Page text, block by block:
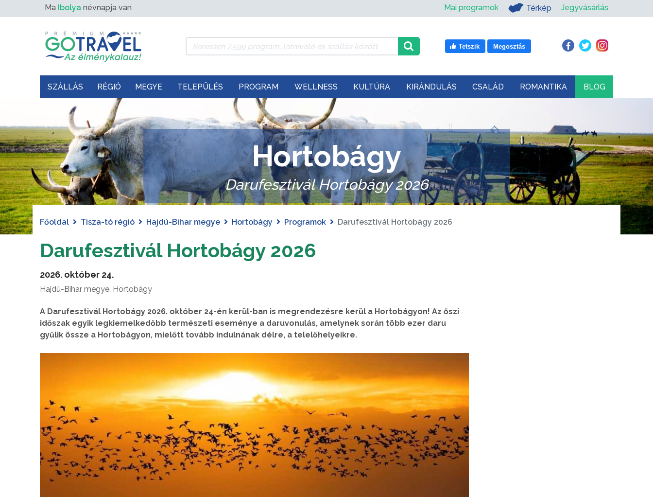
Ma Ibolya névnapja van Mai programok Térkép Jegyvásárlás
Tetszik Megosztás
SZÁLLÁS RÉGIÓ MEGYE TELEPÜLÉS PROGRAM WELLNESS KULTÚRA KIRÁNDULÁS CSALÁD ROMANTIKA BLOG
Hortobágy
Darufesztivál Hortobágy 2026
Főoldal Tisza-tó régió Hajdú-Bihar megye Hortobágy Programok Darufesztivál Hortobágy 2026
Darufesztivál Hortobágy 2026
2026. október 24.
Hajdú-Bihar megye, Hortobágy
A Darufesztivál Hortobágy 2026. október 24-én kerül-ban is megrendezésre kerül a Hortobágyon! Az őszi
időszak egyik legkiemelkedőbb természeti eseménye a daruvonulás, amelynek során több ezer daru
gyűlik össze a Hortobágyon, mielőtt tovább indulnának délre, a telelőhelyeikre.